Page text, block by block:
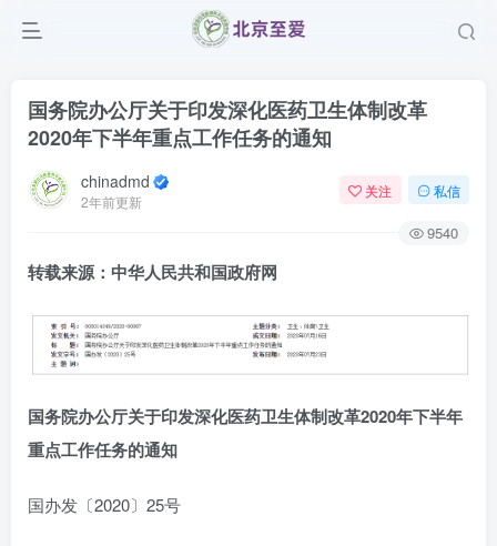
国务院办公厅关于印发深化医药卫生体制改革
2020年下半年重点工作任务的通知
chinadmd
2年前更新
关注 私信
9540
转载来源：中华人民共和国政府网
国务院办公厅关于印发深化医药卫生体制改革2020年下半年
重点工作任务的通知
国办发〔2020〕25号